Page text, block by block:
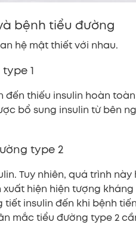
bệnh tiểu đường
hệ mật thiết với nhau.
1
thiếu insulin hoàn
bổ sung insulin từ bên
type 2
Tuy nhiên, quá trình
hiện hiện tượng
insulin đến khi bệnh
mắc tiểu đường type 2